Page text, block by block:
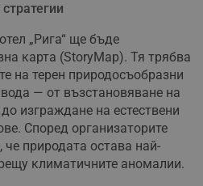
„Рига“ ще бъде
карта (StoryMap). Тя трябва
на терен природосъобразни
— от възстановяване на
изграждане на естествени
Според организаторите
че природата остава най-
климатичните аномалии.